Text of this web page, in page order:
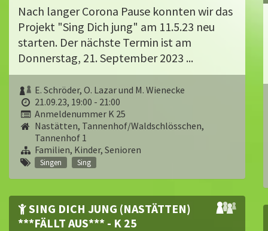
Nach langer Corona Pause konnten wir das
Projekt "Sing Dich jung" am 11.5.23 neu
starten. Der nächste Termin ist am
Donnerstag, 21. September 2023 ...
E. Schröder, O. Lazar und M. Wienecke
21.09.23, 19:00 - 21:00
Anmeldenummer K 25
Nastätten, Tannenhof/Waldschlösschen,
Tannenhof 1
Familien, Kinder, Senioren
Singen Sing
SING DICH JUNG (NASTÄTTEN)
***FÄLLT AUS*** - K 25